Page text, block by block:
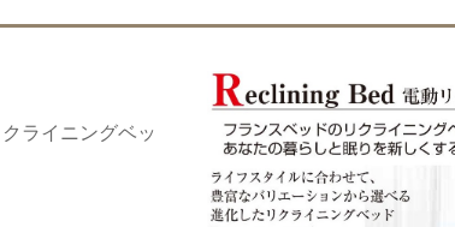
ライニングベッ